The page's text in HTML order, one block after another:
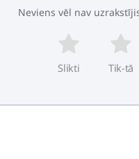
Neviens vēl nav
Slikti Tik-tā